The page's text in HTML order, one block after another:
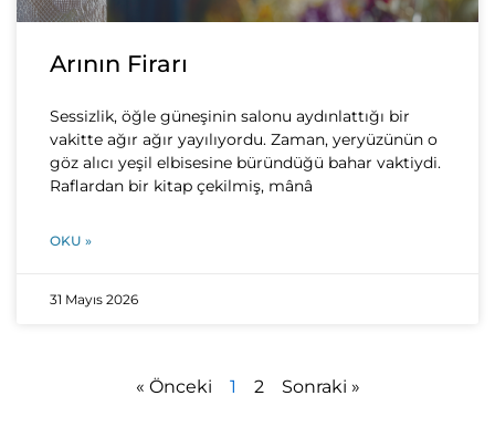
Arının Firarı
Sessizlik, öğle güneşinin salonu aydınlattığı bir
vakitte ağır ağır yayılıyordu. Zaman, yeryüzünün o
göz alıcı yeşil elbisesine büründüğü bahar vaktiydi.
Raflardan bir kitap çekilmiş, mânâ
OKU »
31 Mayıs 2026
« Önceki 1 2 Sonraki »